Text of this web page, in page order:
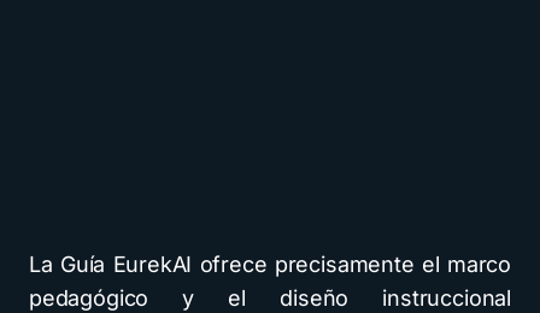
La Guía EurekAI ofrece precisamente el marco
pedagógico y el diseño instruccional